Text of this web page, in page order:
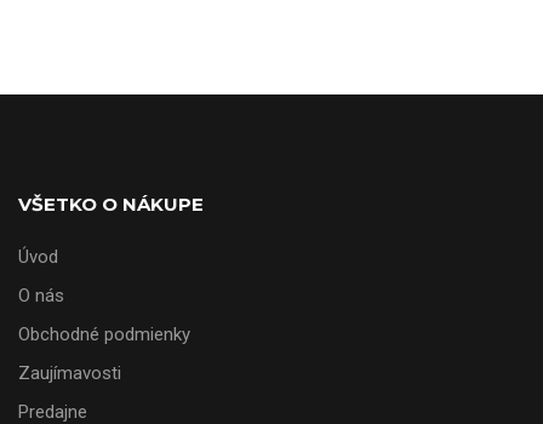
VŠETKO O NÁKUPE
Úvod
O nás
Obchodné podmienky
Zaujímavosti
Predajne